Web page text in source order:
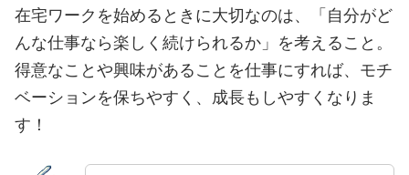
在宅ワークを始めるときに大切なのは、「自分がど
んな仕事なら楽しく続けられるか」を考えること。
得意なことや興味があることを仕事にすれば、モチ
ベーションを保ちやすく、成長もしやすくなりま
す！